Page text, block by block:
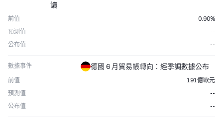
讀
前值
0.90%
預測值
--
公布值
--
數據事件 德國 6 月貿易帳轉向：經季調數據公布
前值
191億歐元
預測值
--
公布值
--